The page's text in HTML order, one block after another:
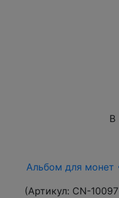
В
Альбом для монет
(Артикул: CN-